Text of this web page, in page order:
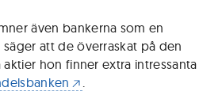
även bankerna som en
att de överraskat på den
aktier hon finner extra intressanta
.